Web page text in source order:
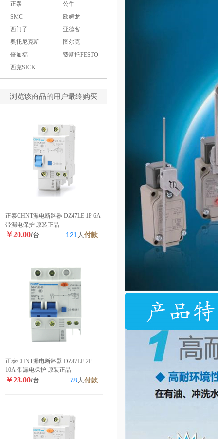
正泰
公牛
SMC
欧姆龙
西门子
亚德客
奥托尼克斯
图尔克
倍加福
费斯托FESTO
西克SICK
浏览该商品的用户最终购买
正泰CHNT漏电断路器 DZ47LE 1P 6A
带漏电保护 原装正品
￥20.00/台 121 人付款
正泰CHNT漏电断路器 DZ47LE 2P
10A 带漏电保护 原装正品
￥28.00/台 78 人付款